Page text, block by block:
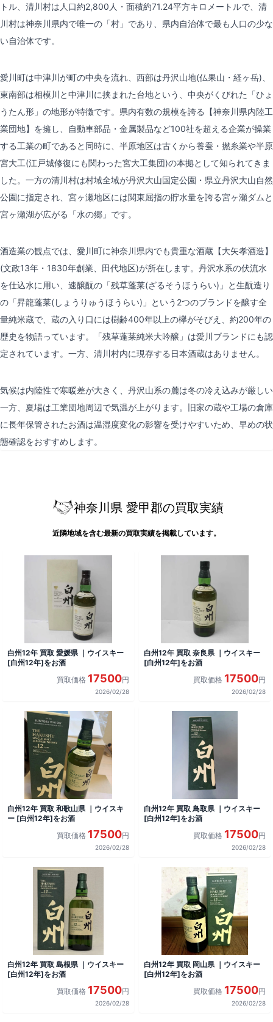
トル、清川村は人口約2,800人・面積約71.24平方キロメートルで、清
川村は神奈川県内で唯一の「村」であり、県内自治体で最も人口の少な
い自治体です。
愛川町は中津川が町の中央を流れ、西部は丹沢山地(仏果山・経ヶ岳)、
東南部は相模川と中津川に挟まれた台地という、中央がくびれた「ひょ
うたん形」の地形が特徴です。県内有数の規模を誇る【神奈川県内陸工
業団地】を擁し、自動車部品・金属製品など100社を超える企業が操業
する工業の町であると同時に、半原地区は古くから養蚕・撚糸業や半原
宮大工(江戸城修復にも関わった宮大工集団)の本拠として知られてきま
した。一方の清川村は村域全域が丹沢大山国定公園・県立丹沢大山自然
公園に指定され、宮ヶ瀬地区には関東屈指の貯水量を誇る宮ヶ瀬ダムと
宮ヶ瀬湖が広がる「水の郷」です。
酒造業の観点では、愛川町に神奈川県内でも貴重な酒蔵【大矢孝酒造】
(文政13年・1830年創業、田代地区)が所在します。丹沢水系の伏流水
を仕込水に用い、速醸酛の「残草蓬莱(ざるそうほうらい)」と生酛造り
の「昇龍蓬莱(しょうりゅうほうらい)」という2つのブランドを醸す全
量純米蔵で、蔵の入り口には樹齢400年以上の欅がそびえ、約200年の
歴史を物語っています。「残草蓬莱純米大吟醸」は愛川ブランドにも認
定されています。一方、清川村内に現存する日本酒蔵はありません。
気候は内陸性で寒暖差が大きく、丹沢山系の麓は冬の冷え込みが厳しい
一方、夏場は工業団地周辺で気温が上がります。旧家の蔵や工場の倉庫
に長年保管されたお酒は温湿度変化の影響を受けやすいため、早めの状
態確認をおすすめします。
神奈川県 愛甲郡の買取実績
近隣地域を含む最新の買取実績を掲載しています。
白州12年 買取 愛媛県 ｜ウイスキー
[白州12年]をお酒
買取価格 17500円
2026/02/28
白州12年 買取 奈良県 ｜ウイスキー
[白州12年]をお酒
買取価格 17500円
2026/02/28
白州12年 買取 和歌山県 ｜ウイスキ
ー [白州12年]をお酒
買取価格 17500円
2026/02/28
白州12年 買取 鳥取県 ｜ウイスキー
[白州12年]をお酒
買取価格 17500円
2026/02/28
白州12年 買取 島根県 ｜ウイスキー
[白州12年]をお酒
買取価格 17500円
2026/02/28
白州12年 買取 岡山県 ｜ウイスキー
[白州12年]をお酒
買取価格 17500円
2026/02/28